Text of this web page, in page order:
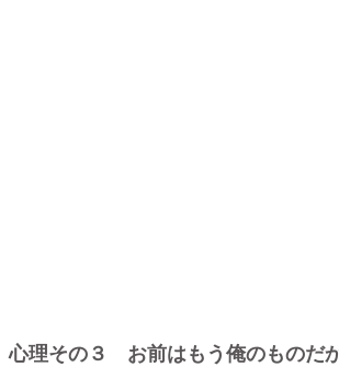
心理その３ お前はもう俺のものだ